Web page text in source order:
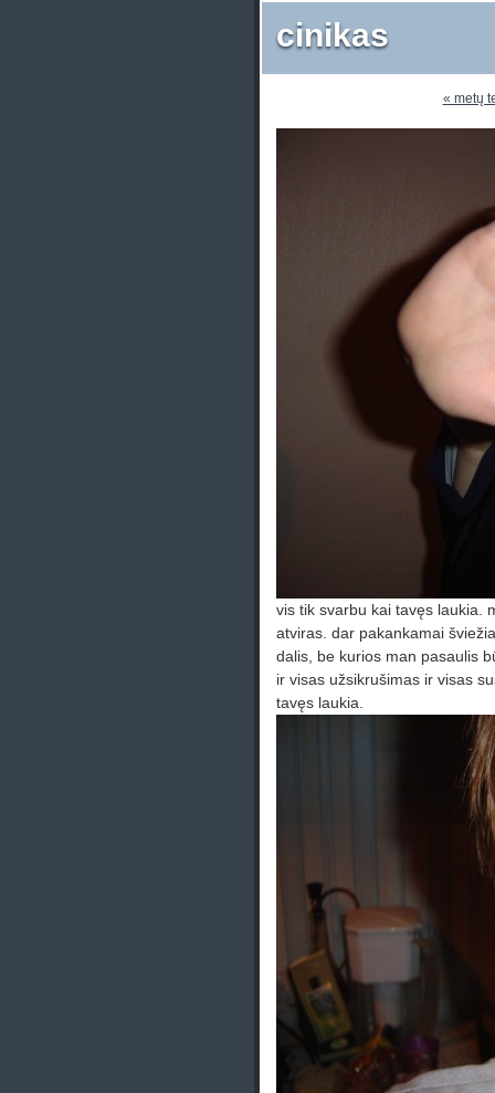
cinikas
« metų
vis tik svarbu kai tavęs laukia.
atviras. dar pakankamai
dalis, be kurios man pasaulis
ir visas užsikrušimas ir visas
tavęs laukia.